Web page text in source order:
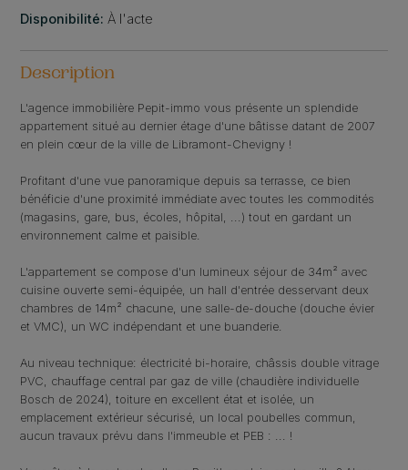
Disponibilité: À l'acte
Description
L'agence immobilière Pepit-immo vous présente un splendide
appartement situé au dernier étage d'une bâtisse datant de 2007
en plein cœur de la ville de Libramont-Chevigny !
Profitant d'une vue panoramique depuis sa terrasse, ce bien
bénéficie d'une proximité immédiate avec toutes les commodités
(magasins, gare, bus, écoles, hôpital, ...) tout en gardant un
environnement calme et paisible.
L'appartement se compose d'un lumineux séjour de 34m² avec
cuisine ouverte semi-équipée, un hall d'entrée desservant deux
chambres de 14m² chacune, une salle-de-douche (douche évier
et VMC), un WC indépendant et une buanderie.
Au niveau technique: électricité bi-horaire, châssis double vitrage
PVC, chauffage central par gaz de ville (chaudière individuelle
Bosch de 2024), toiture en excellent état et isolée, un
emplacement extérieur sécurisé, un local poubelles commun,
aucun travaux prévu dans l'immeuble et PEB : ... !